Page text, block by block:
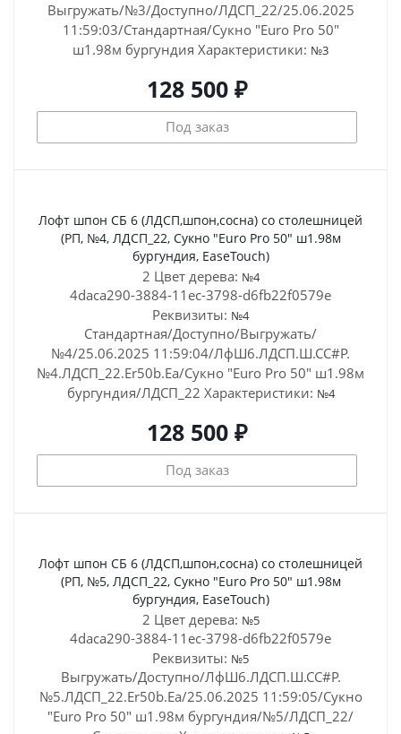
Выгружать/№3/Доступно/ЛДСП_22/25.06.2025
11:59:03/Стандартная/Сукно "Euro Pro 50"
ш1.98м бургундия Характеристики: №3
128 500 ₽
Под заказ
Лофт шпон СБ 6 (ЛДСП,шпон,сосна) со столешницей
(РП, №4, ЛДСП_22, Сукно "Euro Pro 50" ш1.98м
бургундия, EaseTouch)
2 Цвет дерева: №4
4daca290-3884-11ec-3798-d6fb22f0579e
Реквизиты: №4
Стандартная/Доступно/Выгружать/
№4/25.06.2025 11:59:04/ЛфШ6.ЛДСП.Ш.СС#Р.
№4.ЛДСП_22.Er50b.Ea/Сукно "Euro Pro 50" ш1.98м
бургундия/ЛДСП_22 Характеристики: №4
128 500 ₽
Под заказ
Лофт шпон СБ 6 (ЛДСП,шпон,сосна) со столешницей
(РП, №5, ЛДСП_22, Сукно "Euro Pro 50" ш1.98м
бургундия, EaseTouch)
2 Цвет дерева: №5
4daca290-3884-11ec-3798-d6fb22f0579e
Реквизиты: №5
Выгружать/Доступно/ЛфШ6.ЛДСП.Ш.СС#Р.
№5.ЛДСП_22.Er50b.Ea/25.06.2025 11:59:05/Сукно
"Euro Pro 50" ш1.98м бургундия/№5/ЛДСП_22/